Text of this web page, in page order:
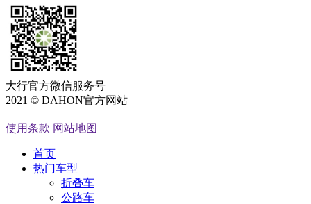
大行官方微信服务号
2021 © DAHON官方网站
使用条款 网站地图
首页
热门车型
折叠车
公路车